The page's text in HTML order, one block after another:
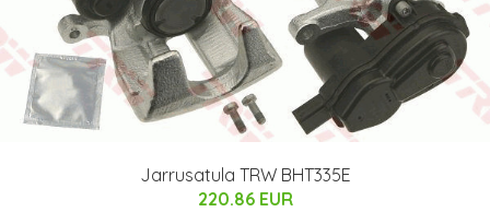
Jarrusatula TRW BHT335E
220.86 EUR